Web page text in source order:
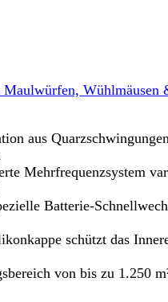
aus
Mehrfrequenzsystem
Batterie-
schützt das
von bis zu 1.250